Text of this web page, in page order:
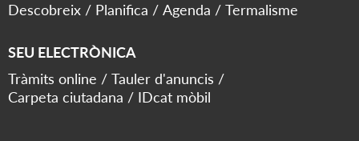
Descobreix
Planifica Agenda Termalisme
SEU ELECTRÒNICA
Tràmits online
Tauler d'anuncis
Carpeta ciutadana
IDcat mòbil